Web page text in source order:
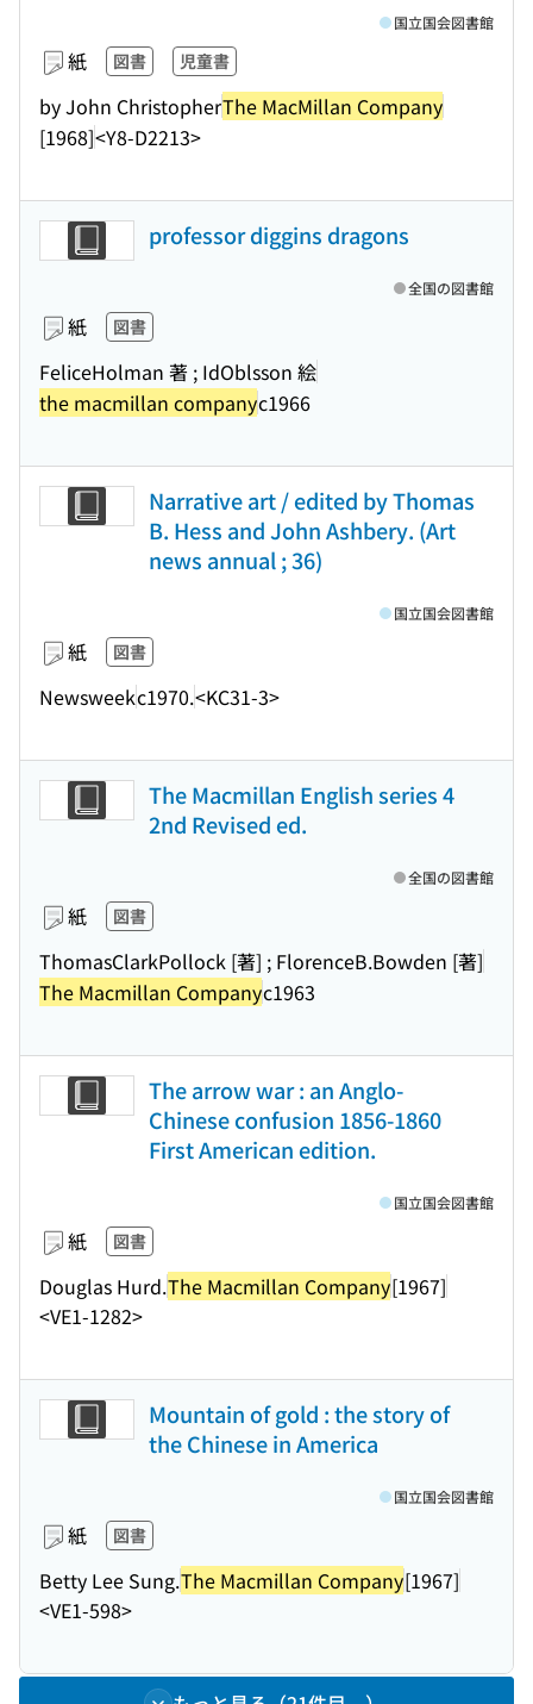
紙 図書 児童書
by John ChristopherThe MacMillan Company
[1968]<Y8-D2213>
国立国会図書館
professor diggins dragons
紙 図書
FeliceHolman 著 ; IdOblsson 絵
the macmillan companyc1966
全国の図書館
Narrative art / edited by Thomas
B. Hess and John Ashbery. (Art
news annual ; 36)
紙 図書
Newsweekc1970.<KC31-3>
国立国会図書館
The Macmillan English series 4
2nd Revised ed.
紙 図書
ThomasClarkPollock [著] ; FlorenceB.Bowden [著]
The Macmillan Companyc1963
全国の図書館
The arrow war : an Anglo-
Chinese confusion 1856-1860
First American edition.
紙 図書
Douglas Hurd.The Macmillan Company[1967]
<VE1-1282>
国立国会図書館
Mountain of gold : the story of
the Chinese in America
紙 図書
Betty Lee Sung.The Macmillan Company[1967]
<VE1-598>
国立国会図書館